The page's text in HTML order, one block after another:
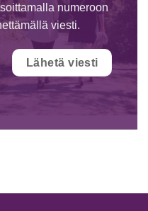
numeroon
viesti.
Lähetä viesti